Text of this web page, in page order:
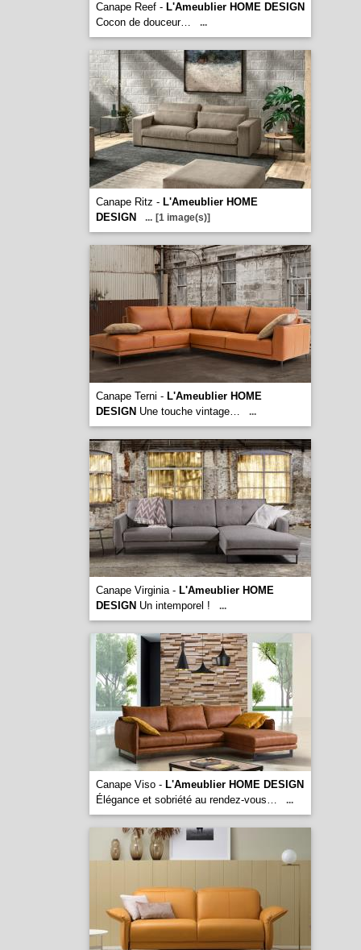
Canape Reef - L'Ameublier HOME DESIGN
Cocon de douceur…
...
Canape Ritz - L'Ameublier HOME
DESIGN
... [1 image(s)]
Canape Terni - L'Ameublier HOME
DESIGN Une touche vintage… ...
Canape Virginia - L'Ameublier HOME
DESIGN Un intemporel ! ...
Canape Viso - L'Ameublier HOME DESIGN
Élégance et sobriété au rendez-vous…
...